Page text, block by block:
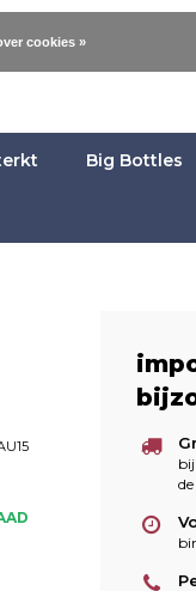
Big Bottles
cookies »